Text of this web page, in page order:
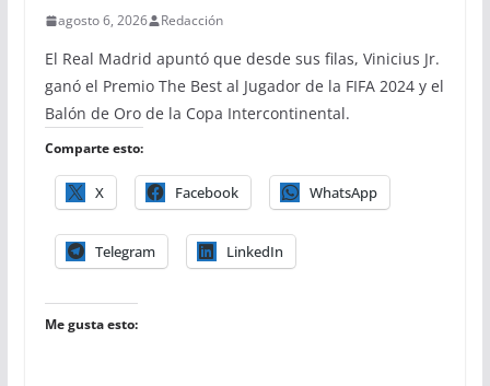
agosto 6, 2026 Redacción
El Real Madrid apuntó que desde sus filas, Vinicius Jr.
ganó el Premio The Best al Jugador de la FIFA 2024 y el
Balón de Oro de la Copa Intercontinental.
Comparte esto:
X Facebook WhatsApp
Telegram LinkedIn
Me gusta esto: